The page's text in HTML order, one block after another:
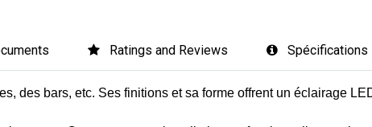
Ratings and Reviews Spécifications
des bars, etc. Ses finitions et sa forme offrent un éclairage